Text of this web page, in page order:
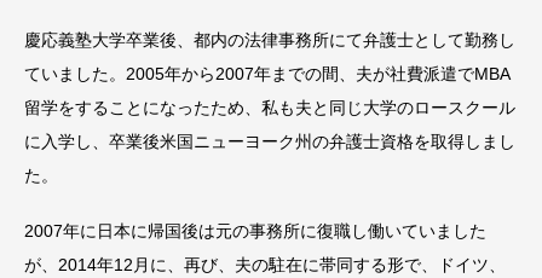
慶応義塾大学卒業後、都内の法律事務所にて弁護士として勤務し
ていました。2005年から2007年までの間、夫が社費派遣でMBA
留学をすることになったため、私も夫と同じ大学のロースクール
に入学し、卒業後米国ニューヨーク州の弁護士資格を取得しまし
た。
2007年に日本に帰国後は元の事務所に復職し働いていました
が、2014年12月に、再び、夫の駐在に帯同する形で、ドイツ、